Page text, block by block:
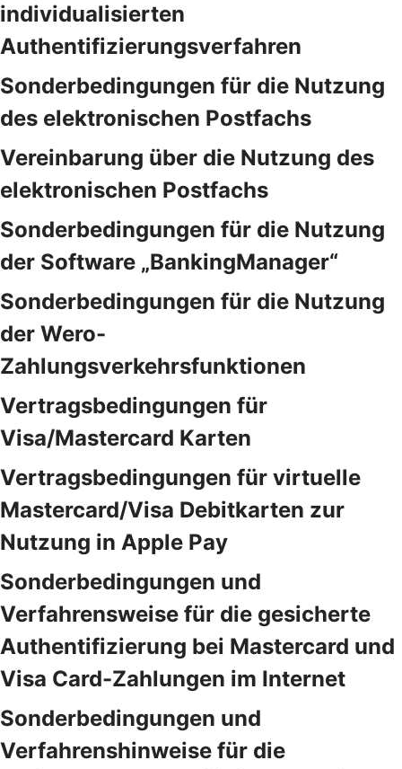
individualisierten
Authentifizierungsverfahren
Sonderbedingungen für die Nutzung
des elektronischen Postfachs
Vereinbarung über die Nutzung des
elektronischen Postfachs
Sonderbedingungen für die Nutzung
der Software „BankingManager“
Sonderbedingungen für die Nutzung
der Wero-
Zahlungsverkehrsfunktionen
Vertragsbedingungen für
Visa/Mastercard Karten
Vertragsbedingungen für virtuelle
Mastercard/Visa Debitkarten zur
Nutzung in Apple Pay
Sonderbedingungen und
Verfahrensweise für die gesicherte
Authentifizierung bei Mastercard und
Visa Card-Zahlungen im Internet
Sonderbedingungen und
Verfahrenshinweise für die